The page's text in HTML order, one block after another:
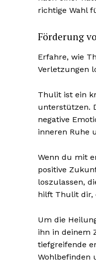
richtige Wahl
Förderung
Erfahre, wie
Verletzungen
Thulit ist ein
unterstützen.
negative
inneren Ruhe
Wenn du mit
positive
loszulassen,
hilft Thulit dir,
Um die
ihn in deinem
tiefgreifende
Wohlbefinden